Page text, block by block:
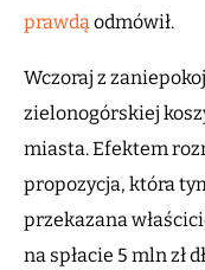
prawdąodmówił.
Wczoraj z
zielonogórskiej
miasta. Efektem
propozycja, która
przekazana
na spłacie 5 mln zł